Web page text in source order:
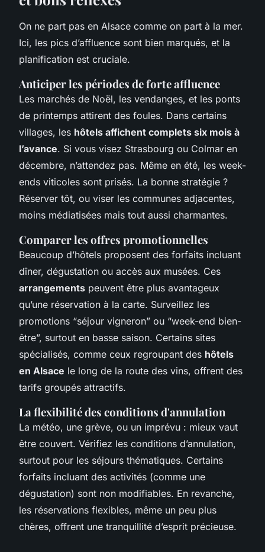
On ne part pas en Alsace comme on part à la mer.
Ici, les pics d’affluence sont bien marqués, et la
planification est cruciale.
Anticiper les périodes de forte affluence
Les marchés de Noël, les vendanges, et les ponts
de printemps attirent des foules. Dans certains
villages, les hôtels affichent complets six mois à
l’avance. Si vous visez Strasbourg ou Colmar en
décembre, n’attendez pas. Même en été, les week-
ends viticoles sont prisés. La bonne stratégie ?
Réserver tôt, ou viser les communes adjacentes,
moins médiatisées mais tout aussi charmantes.
Comparer les offres promotionnelles
Beaucoup d’hôtels proposent des forfaits incluant
dîner, dégustation ou accès aux musées. Ces
arrangements peuvent être plus avantageux
qu’une réservation à la carte. Surveillez les
promotions “séjour vigneron” ou “week-end bien-
être”, surtout en basse saison. Certains sites
spécialisés, comme ceux regroupant des hôtels
en Alsace le long de la route des vins, offrent des
tarifs groupés attractifs.
La flexibilité des conditions d'annulation
La météo, une grève, ou un imprévu : mieux vaut
être couvert. Vérifiez les conditions d’annulation,
surtout pour les séjours thématiques. Certains
forfaits incluant des activités (comme une
dégustation) sont non modifiables. En revanche,
les réservations flexibles, même un peu plus
chères, offrent une tranquillité d’esprit précieuse.